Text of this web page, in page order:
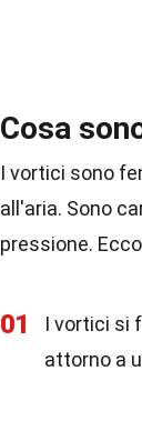
Cosa
I vortici sono
all'aria. Sono
pressione.
01
I vortici si
attorno a